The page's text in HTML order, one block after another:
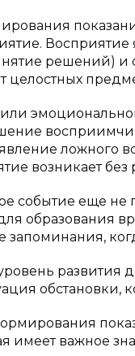
решений) и
целостных
ложного
возникает
событие еще
образования
запоминания,
развития
имеет важное